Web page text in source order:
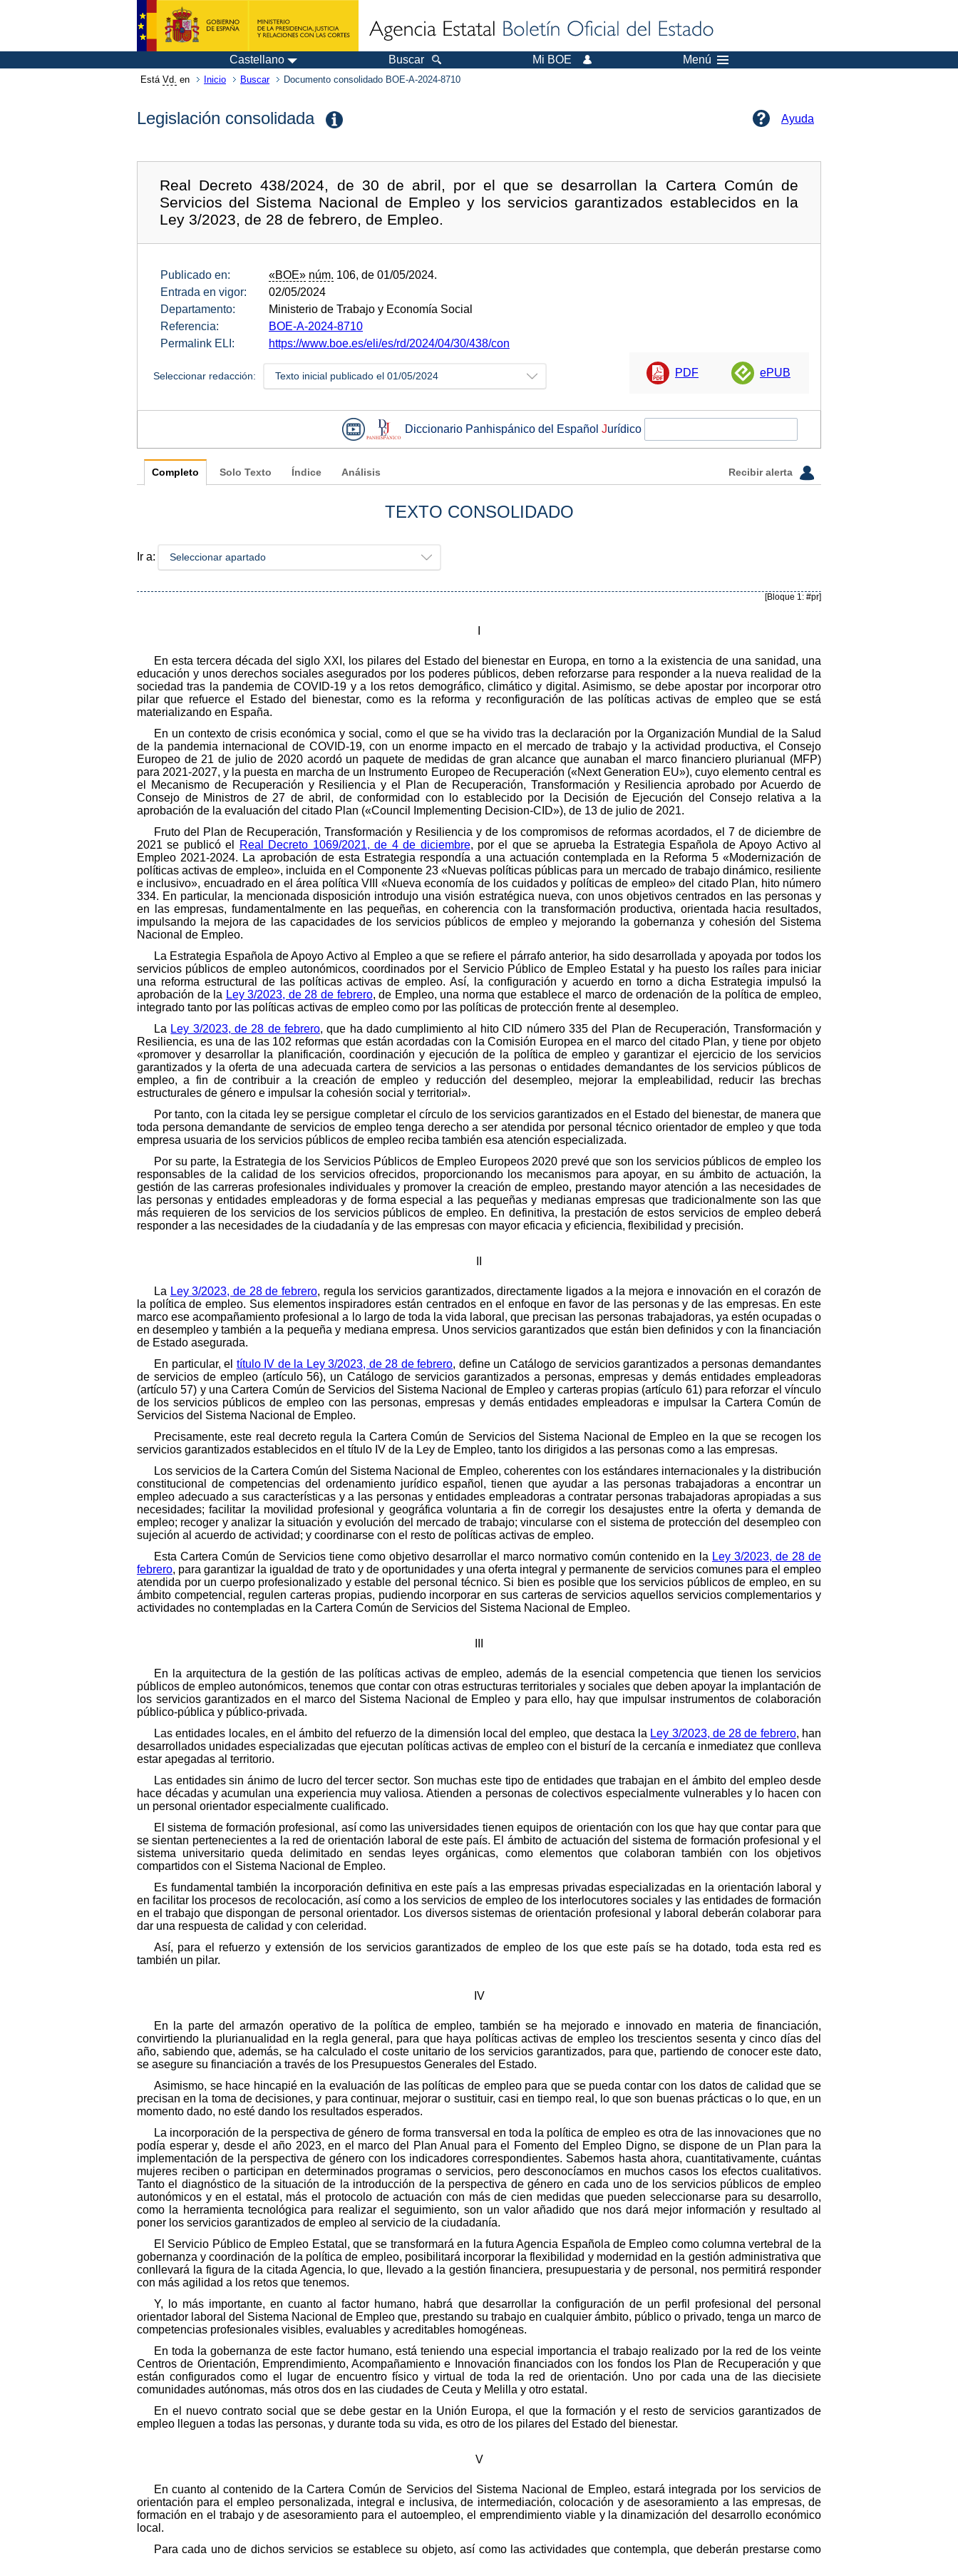
Castellano Buscar Mi BOE Menú
Está Vd. en Inicio Buscar Documento consolidado BOE-A-2024-8710
Legislación consolidada Ayuda
Real Decreto 438/2024, de 30 de abril, por el que se desarrollan la Cartera Común de
Servicios del Sistema Nacional de Empleo y los servicios garantizados establecidos en la
Ley 3/2023, de 28 de febrero, de Empleo.
Publicado en: «BOE» núm. 106, de 01/05/2024.
Entrada en vigor:
02/05/2024
Departamento:
Ministerio de Trabajo y Economía Social
Referencia:
BOE-A-2024-8710
Permalink ELI:
https://www.boe.es/eli/es/rd/2024/04/30/438/con
Seleccionar redacción: Texto inicial publicado el 01/05/2024 PDF ePUB
Diccionario Panhispánico del Español Jurídico
Completo Solo Texto Índice Análisis Recibir alerta
TEXTO CONSOLIDADO
Ir a: Seleccionar apartado
[Bloque 1: #pr]
En esta tercera década del siglo XXI, los pilares del Estado del bienestar en Europa, en torno a la existencia de una sanidad, una
educación y unos derechos sociales asegurados por los poderes públicos, deben reforzarse para responder a la nueva realidad de la
sociedad tras la pandemia de COVID-19 y a los retos demográfico, climático y digital. Asimismo, se debe apostar por incorporar otro
pilar que refuerce el Estado del bienestar, como es la reforma y reconfiguración de las políticas activas de empleo que se está
materializando en España.
En un contexto de crisis económica y social, como el que se ha vivido tras la declaración por la Organización Mundial de la Salud
de la pandemia internacional de COVID-19, con un enorme impacto en el mercado de trabajo y la actividad productiva, el Consejo
Europeo de 21 de julio de 2020 acordó un paquete de medidas de gran alcance que aunaban el marco financiero plurianual (MFP)
para 2021-2027, y la puesta en marcha de un Instrumento Europeo de Recuperación («Next Generation EU»), cuyo elemento central es
el Mecanismo de Recuperación y Resiliencia y el Plan de Recuperación, Transformación y Resiliencia aprobado por Acuerdo de
Consejo de Ministros de 27 de abril, de conformidad con lo establecido por la Decisión de Ejecución del Consejo relativa a la
aprobación de la evaluación del citado Plan («Council Implementing Decision-CID»), de 13 de julio de 2021.
Fruto del Plan de Recuperación, Transformación y Resiliencia y de los compromisos de reformas acordados, el 7 de diciembre de
2021 se publicó el
Real Decreto 1069/2021, de 4 de diciembre, por el que se aprueba la Estrategia Española de Apoyo Activo al
Empleo 2021-2024. La aprobación de esta Estrategia respondía a una actuación contemplada en la Reforma 5 «Modernización de
políticas activas de empleo», incluida en el Componente 23 «Nuevas políticas públicas para un mercado de trabajo dinámico, resiliente
e inclusivo», encuadrado en el área política VIII «Nueva economía de los cuidados y políticas de empleo» del citado Plan, hito número
334. En particular, la mencionada disposición introdujo una visión estratégica nueva, con unos objetivos centrados en las personas y
en las empresas, fundamentalmente en las pequeñas, en coherencia con la transformación productiva, orientada hacia resultados,
impulsando la mejora de las capacidades de los servicios públicos de empleo y mejorando la gobernanza y cohesión del Sistema
Nacional de Empleo.
La Estrategia Española de Apoyo Activo al Empleo a que se refiere el párrafo anterior, ha sido desarrollada y apoyada por todos los
servicios públicos de empleo autonómicos, coordinados por el Servicio Público de Empleo Estatal y ha puesto los raíles para iniciar
una reforma estructural de las políticas activas de empleo. Así, la configuración y acuerdo en torno a dicha Estrategia impulsó la
aprobación de la Ley 3/2023, de 28 de febrero, de Empleo, una norma que establece el marco de ordenación de la política de empleo,
integrado tanto por las políticas activas de empleo como por las políticas de protección frente al desempleo.
La Ley 3/2023, de 28 de febrero, que ha dado cumplimiento al hito CID número 335 del Plan de Recuperación, Transformación y
Resiliencia, es una de las 102 reformas que están acordadas con la Comisión Europea en el marco del citado Plan, y tiene por objeto
«promover y desarrollar la planificación, coordinación y ejecución de la política de empleo y garantizar el ejercicio de los servicios
garantizados y la oferta de una adecuada cartera de servicios a las personas o entidades demandantes de los servicios públicos de
empleo, a fin de contribuir a la creación de empleo y reducción del desempleo, mejorar la empleabilidad, reducir las brechas
estructurales de género e impulsar la cohesión social y territorial».
Por tanto, con la citada ley se persigue completar el círculo de los servicios garantizados en el Estado del bienestar, de manera que
toda persona demandante de servicios de empleo tenga derecho a ser atendida por personal técnico orientador de empleo y que toda
empresa usuaria de los servicios públicos de empleo reciba también esa atención especializada.
Por su parte, la Estrategia de los Servicios Públicos de Empleo Europeos 2020 prevé que son los servicios públicos de empleo los
responsables de la calidad de los servicios ofrecidos, proporcionando los mecanismos para apoyar, en su ámbito de actuación, la
gestión de las carreras profesionales individuales y promover la creación de empleo, prestando mayor atención a las necesidades de
las personas y entidades empleadoras y de forma especial a las pequeñas y medianas empresas que tradicionalmente son las que
más requieren de los servicios de los servicios públicos de empleo. En definitiva, la prestación de estos servicios de empleo deberá
responder a las necesidades de la ciudadanía y de las empresas con mayor eficacia y eficiencia, flexibilidad y precisión.
La Ley 3/2023, de 28 de febrero, regula los servicios garantizados, directamente ligados a la mejora e innovación en el corazón de
la política de empleo. Sus elementos inspiradores están centrados en el enfoque en favor de las personas y de las empresas. En este
marco ese acompañamiento profesional a lo largo de toda la vida laboral, que precisan las personas trabajadoras, ya estén ocupadas o
en desempleo y también a la pequeña y mediana empresa. Unos servicios garantizados que están bien definidos y con la financiación
de Estado asegurada.
En particular, el título IV de la Ley 3/2023, de 28 de febrero, define un Catálogo de servicios garantizados a personas demandantes
de servicios de empleo (artículo 56), un Catálogo de servicios garantizados a personas, empresas y demás entidades empleadoras
(artículo 57) y una Cartera Común de Servicios del Sistema Nacional de Empleo y carteras propias (artículo 61) para reforzar el vínculo
de los servicios públicos de empleo con las personas, empresas y demás entidades empleadoras e impulsar la Cartera Común de
Servicios del Sistema Nacional de Empleo.
Precisamente, este real decreto regula la Cartera Común de Servicios del Sistema Nacional de Empleo en la que se recogen los
servicios garantizados establecidos en el título IV de la Ley de Empleo, tanto los dirigidos a las personas como a las empresas.
Los servicios de la Cartera Común del Sistema Nacional de Empleo, coherentes con los estándares internacionales y la distribución
constitucional de competencias del ordenamiento jurídico español, tienen que ayudar a las personas trabajadoras a encontrar un
empleo adecuado a sus características y a las personas y entidades empleadoras a contratar personas trabajadoras apropiadas a sus
necesidades; facilitar la movilidad profesional y geográfica voluntaria a fin de corregir los desajustes entre la oferta y demanda de
empleo; recoger y analizar la situación y evolución del mercado de trabajo; vincularse con el sistema de protección del desempleo con
sujeción al acuerdo de actividad; y coordinarse con el resto de políticas activas de empleo.
Esta Cartera Común de Servicios tiene como objetivo desarrollar el marco normativo común contenido en la Ley 3/2023, de 28 de
febrero, para garantizar la igualdad de trato y de oportunidades y una oferta integral y permanente de servicios comunes para el empleo
atendida por un cuerpo profesionalizado y estable del personal técnico. Si bien es posible que los servicios públicos de empleo, en su
ámbito competencial, regulen carteras propias, pudiendo incorporar en sus carteras de servicios aquellos servicios complementarios y
actividades no contempladas en la Cartera Común de Servicios del Sistema Nacional de Empleo.
En la arquitectura de la gestión de las políticas activas de empleo, además de la esencial competencia que tienen los servicios
públicos de empleo autonómicos, tenemos que contar con otras estructuras territoriales y sociales que deben apoyar la implantación de
los servicios garantizados en el marco del Sistema Nacional de Empleo y para ello, hay que impulsar instrumentos de colaboración
público-pública y púb lico-privada.
Las entidades locales, en el ámbito del refuerzo de la dimensión local del empleo, que destaca la Ley 3/2023, de 28 de febrero, han
desarrollados unidades especializadas que ejecutan políticas activas de empleo con el bisturí de la cercanía e inmediatez que conlleva
estar apegadas al territorio.
Las entidades sin ánimo de lucro del tercer sector. Son muchas este tipo de entidades que trabajan en el ámbito del empleo desde
hace décadas y acumulan una experiencia muy valiosa. Atienden a personas de colectivos especialmente vulnerables y lo hacen con
un personal orientador especialmente cualificado.
El sistema de formación profesional, así como las universidades tienen equipos de orientación con los que hay que contar para que
se sientan pertenecientes a la red de orientación laboral de este país. El ámbito de actuación del sistema de formación profesional y el
sistema universitario queda delimitado en sendas leyes orgánicas, como elementos que colaboran también con los objetivos
compartidos con el Sistema Nacional de Empleo.
Es fundamental también la incorporación definitiva en este país a las empresas privadas especializadas en la orientación laboral y
en facilitar los procesos de recolocación, así como a los servicios de empleo de los interlocutores sociales y las entidades de formación
en el trabajo que dispongan de personal orientador. Los diversos sistemas de orientación profesional y laboral deberán colaborar para
dar una respuesta de calidad y con celeridad.
Así, para el refuerzo y extensión de los servicios garantizados de empleo de los que este país se ha dotado, toda esta red es
también un pilar.
IV
En la parte del armazón operativo de la política de empleo, también se ha mejorado e innovado en materia de financiación,
convirtiendo la plurianualidad en la regla general, para que haya políticas activas de empleo los trescientos sesenta y cinco días del
año, sabiendo que, además, se ha calculado el coste unitario de los servicios garantizados, para que, partiendo de conocer este dato,
se asegure su financiación a través de los Presupuestos Generales del Estado.
Asimismo, se hace hincapié en la evaluación de las políticas de empleo para que se pueda contar con los datos de calidad que se
precisan en la toma de decisiones, y para continuar, mejorar o sustituir, casi en tiempo real, lo que son buenas prácticas o lo que, en un
momento dado, no esté dando los resultados esperados.
La incorporación de la perspectiva de género de forma transversal en toda la política de empleo es otra de las innovaciones que no
podía esperar y, desde el año 2023, en el marco del Plan Anual para el Fomento del Empleo Digno, se dispone de un Plan para la
implementación de la perspectiva de género con los indicadores correspondientes. Sabemos hasta ahora, cuantitativamente, cuántas
mujeres reciben o participan en determinados programas o servicios, pero desconocíamos en muchos casos los efectos cualitativos.
Tanto el diagnóstico de la situación de la introducción de la perspectiva de género en cada uno de los servicios públicos de empleo
autonómicos y en el estatal, más el protocolo de actuación con más de cien medidas que pueden seleccionarse para su desarrollo,
como la herramienta tecnológica para realizar el seguimiento, son un valor añadido que nos dará mejor información y resultado al
poner los servicios garantizados de empleo al servicio de la ciudadanía.
El Servicio Público de Empleo Estatal, que se transformará en la futura Agencia Española de Empleo como columna vertebral de la
gobernanza y coordinación de la política de empleo, posibilitará incorporar la flexibilidad y modernidad en la gestión administrativa que
conllevará la figura de la citada Agencia, lo que, llevado a la gestión financiera, presupuestaria y de personal, nos permitirá responder
con más agilidad a los retos que tenemos.
Y, lo más importante, en cuanto al factor humano, habrá que desarrollar la configuración de un perfil profesional del personal
orientador laboral del Sistema Nacional de Empleo que, prestando su trabajo en cualquier ámbito, público o privado, tenga un marco de
competencias profesionales visibles, evaluables y acreditables homogéneas.
En toda la gobernanza de este factor humano, está teniendo una especial importancia el trabajo realizado por la red de los veinte
Centros de Orientación, Emprendimiento, Acompañamiento e Innovación financiados con los fondos los Plan de Recuperación y que
están configurados como el lugar de encuentro físico y virtual de toda la red de orientación. Uno por cada una de las diecisiete
comunidades autónomas, más otros dos en las ciudades de Ceuta y Melilla y otro estatal.
En el nuevo contrato social que se debe gestar en la Unión Europa, el que la formación y el resto de servicios garantizados de
empleo lleguen a todas las personas, y durante toda su vida, es otro de los pilares del Estado del bienestar.
V
En cuanto al contenido de la Cartera Común de Servicios del Sistema Nacional de Empleo, estará integrada por los servicios de
orientación para el empleo personalizada, integral e inclusiva, de intermediación, colocación y de asesoramiento a las empresas, de
formación en el trabajo y de asesoramiento para el autoempleo, el emprendimiento viable y la dinamización del desarrollo económico
local.
Para cada uno de dichos servicios se establece su objeto, así como las actividades que contempla, que deberán prestarse como